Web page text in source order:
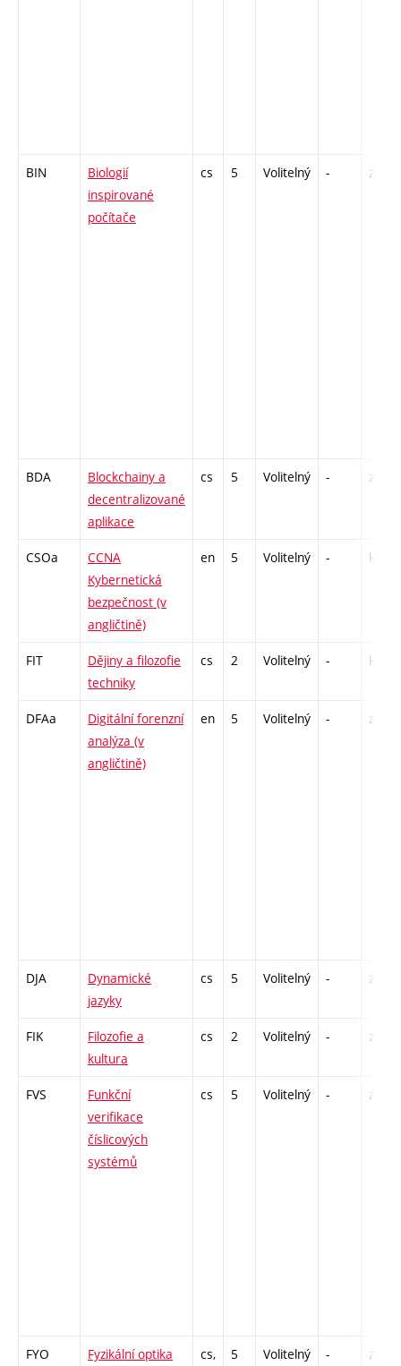
BIN
Biologií
inspirované
počítače
cs 5 Volitelný - zk
BDA
Blockchainy a
decentralizované
aplikace
cs 5 Volitelný - zá,zk
CSOa
CCNA
Kybernetická
bezpečnost (v
angličtině)
en 5 Volitelný - kl
FIT
Dějiny a filozofie
techniky
cs 2 Volitelný - kl
DFAa
Digitální forenzní
analýza (v
angličtině)
en 5 Volitelný - zk
DJA
Dynamické
jazyky
cs 5 Volitelný - zk
FIK
Filozofie a
kultura
cs 2 Volitelný - zá
FVS
Funkční
verifikace
číslicových
systémů
cs 5 Volitelný - zk
FYO Fyzikální optika
cs,
5 Volitelný - zk